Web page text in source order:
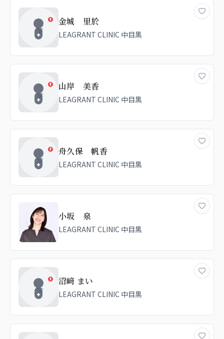
金城 里於
LEAGRANT CLINIC 中目黒
山岸 美香
LEAGRANT CLINIC 中目黒
舟久保 帆香
LEAGRANT CLINIC 中目黒
小坂 泉
LEAGRANT CLINIC 中目黒
沼﨑 まい
LEAGRANT CLINIC 中目黒